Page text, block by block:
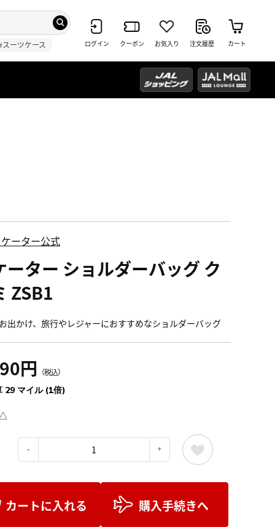
スーツケース ログイン クーポン お気入り 注文履歴 カート
ーター公式
ーター ショルダーバッグ ク
ZSB1
出かけ、旅行やレジャーにおすすめなショルダーバッグ
円 （税込）
29 マイル (1倍)
カートに入れる 購入手続きへ